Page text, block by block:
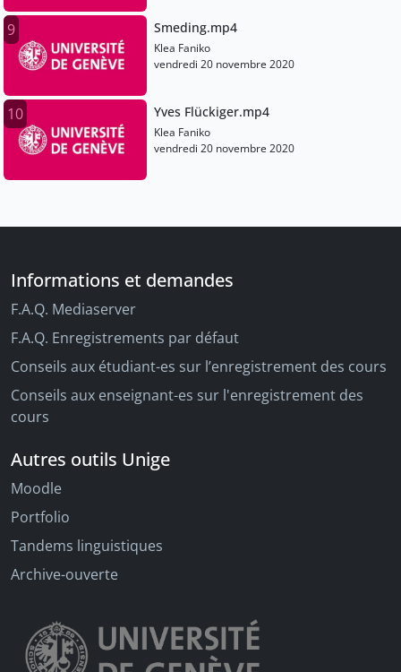
9 Smeding.mp4
Klea Faniko
vendredi 20 novembre 2020
10 Yves Flückiger.mp4
Klea Faniko
vendredi 20 novembre 2020
Informations et demandes
F.A.Q. Mediaserver
F.A.Q. Enregistrements par défaut
Conseils aux étudiant-es sur l’enregistrement des cours
Conseils aux enseignant-es sur l'enregistrement des
cours
Autres outils Unige
Moodle
Portfolio
Tandems linguistiques
Archive-ouverte